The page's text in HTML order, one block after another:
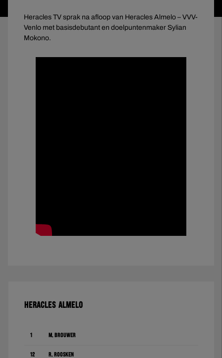
Heracles TV sprak na afloop van Heracles Almelo – VVV-
Venlo met basisdebutant en doelpuntenmaker Sylian
Mokono.
HERACLES ALMELO
1 M. Brouwer
12 R. Roosken